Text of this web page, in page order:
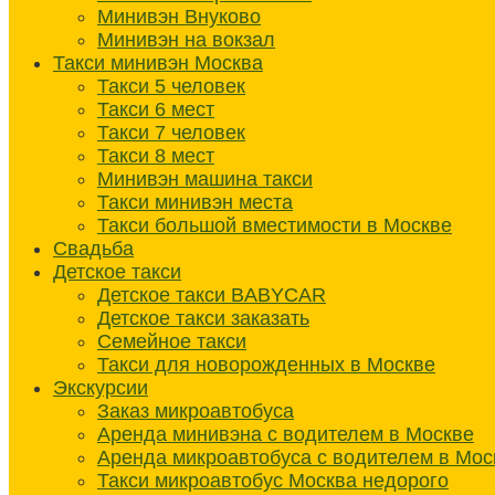
Минивэн Внуково
Минивэн на вокзал
Такси минивэн Москва
Такси 5 человек
Такси 6 мест
Такси 7 человек
Такси 8 мест
Минивэн машина такси
Такси минивэн места
Такси большой вместимости в Москве
Свадьба
Детское такси
Детское такси BABYCAR
Детское такси заказать
Семейное такси
Такси для новорожденных в Москве
Экскурсии
Заказ микроавтобуса
Аренда минивэна с водителем в Москве
Аренда микроавтобуса с водителем в
Такси микроавтобус Москва недорого